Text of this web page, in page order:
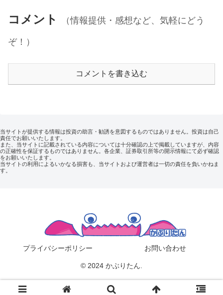
コメント
（情報提供・感想など、気軽にどう
ぞ！）
コメントを書き込む
当サイトが提供する情報は投資の助言・勧誘を意図するものではありません。投資は自己
責任でお願いいたします。
また、当サイトに記載されている内容については十分確認の上で掲載していますが、内容
の正確性を保証するものではありません。各企業、証券取引所等の開示情報にて必ず確認
をお願いいたします。
当サイトの利用によるいかなる損害も、当サイトおよび運営者は一切の責任を負いかねま
す。
プライバシーポリシー お問い合わせ
© 2024 かぶりたん.